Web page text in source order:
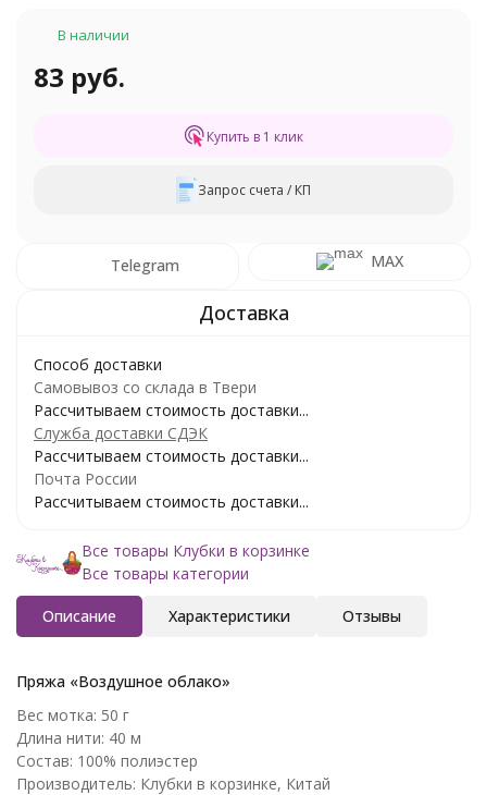
В наличии
83 руб.
Купить в 1 клик
Запрос счета / КП
Telegram MAX
Способ доставки
Самовывоз со склада в Твери
Рассчитываем стоимость доставки...
Служба доставки СДЭК
Рассчитываем стоимость доставки...
Почта России
Рассчитываем стоимость доставки...
Все товары Клубки в корзинке
Все товары категории
Описание Характеристики Отзывы
Пряжа «Воздушное облако»
Вес мотка: 50 г
Длина нити: 40 м
Состав: 100% полиэстер
Производитель: Клубки в корзинке, Китай